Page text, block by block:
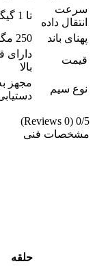
سرعت
انتقال داده
تا 1 گیگابیت بر ثانیه (1 Gbps)
پهنای باند
250 مگاهرتز (250 MHz)
قیمت
دارای
بالا
نوع سیم
0/5
(0 Reviews)
مشخصات فنی
حلقه